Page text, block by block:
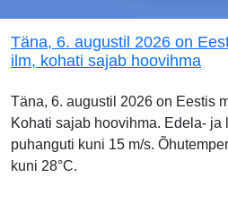
Täna, 6. augustil 2026 on
ilm, kohati sajab hoovihma
Täna, 6. augustil 2026 on Eestis
Kohati sajab hoovihma. Edela- ja
puhanguti kuni 15 m/s.
kuni 28°C.